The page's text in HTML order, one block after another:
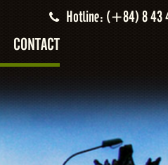
Hotline: (+84) 8 43
CONTACT